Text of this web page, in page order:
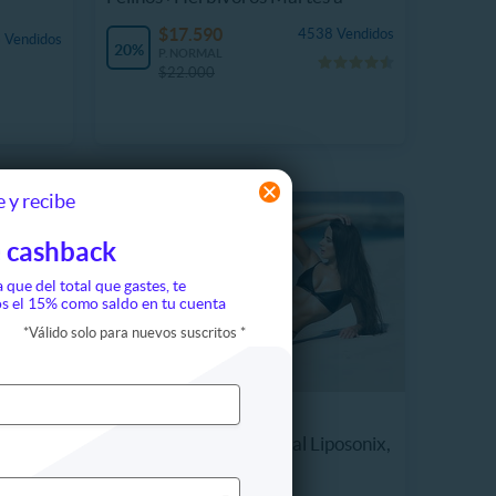
20%
4538 Vendidos
$17.590
Gift Card HIFU Corporal Liposonix,
y recibe
cashback
que del total que gastes, te
el 15% como saldo en tu cuenta
*Válido solo para nuevos suscritos *